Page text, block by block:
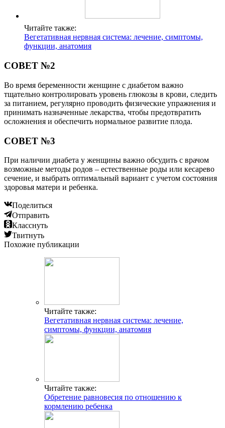
Читайте также:
Вегетативная нервная система: лечение, симптомы,
функции, анатомия
СОВЕТ №2
Во время беременности женщине с диабетом важно
тщательно контролировать уровень глюкозы в крови, следить
за питанием, регулярно проводить физические упражнения и
принимать назначенные лекарства, чтобы предотвратить
осложнения и обеспечить нормальное развитие плода.
СОВЕТ №3
При наличии диабета у женщины важно обсудить с врачом
возможные методы родов – естественные роды или кесарево
сечение, и выбрать оптимальный вариант с учетом состояния
здоровья матери и ребенка.
Поделиться
Отправить
Класснуть
Твитнуть
Похожие публикации
Читайте также:
Вегетативная нервная система: лечение,
симптомы, функции, анатомия
Читайте также:
Обретение равновесия по отношению к
кормлению ребенка